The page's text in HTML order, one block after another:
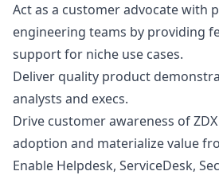
Act as a customer advocate with
engineering teams by providing
support for niche use cases.
Deliver quality product
analysts and execs.
Drive customer awareness of
adoption and materialize value
Enable Helpdesk, ServiceDesk,